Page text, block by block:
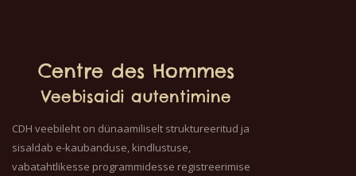
Centre des Hommes
Veebisaidi autentimine
CDH veebileht on dünaamiliselt struktureeritud ja
sisaldab e-kaubanduse, kindlustuse,
vabatahtlikesse programmidesse registreerimise